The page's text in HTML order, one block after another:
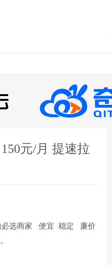
元/月 提速拉
必选商家 便宜 稳定
廉价